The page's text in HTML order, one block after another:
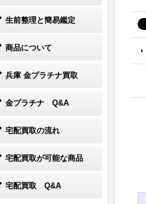
生前整理と簡易鑑定
商品について
兵庫 金プラチナ買取
金プラチナ Q&A
宅配買取の流れ
宅配買取が可能な商品
宅配買取 Q&A